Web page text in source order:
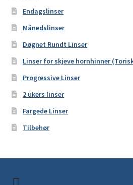
Endagslinser
Månedslinser
Døgnet Rundt Linser
Linser for skjeve hornhinner
Progressive Linser
2 ukers linser
Fargede Linser
Tilbehør